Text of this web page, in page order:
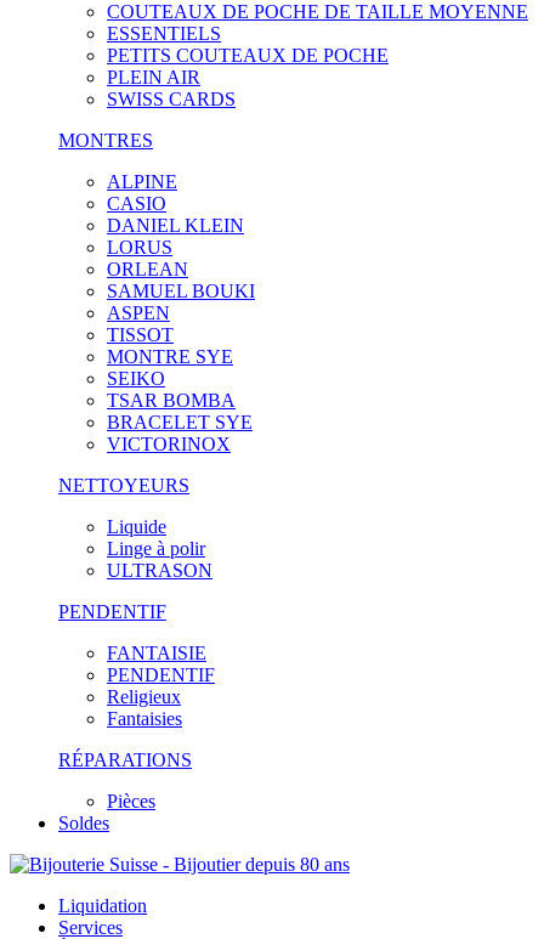
COUTEAUX DE POCHE DE TAILLE MOYENNE
ESSENTIELS
PETITS COUTEAUX DE POCHE
PLEIN AIR
SWISS CARDS
MONTRES
ALPINE
CASIO
DANIEL KLEIN
LORUS
ORLEAN
SAMUEL BOUKI
ASPEN
TISSOT
MONTRE SYE
SEIKO
TSAR BOMBA
BRACELET SYE
VICTORINOX
NETTOYEURS
Liquide
Linge à polir
ULTRASON
PENDENTIF
FANTAISIE
PENDENTIF
Religieux
Fantaisies
RÉPARATIONS
Pièces
Soldes
Liquidation
Services